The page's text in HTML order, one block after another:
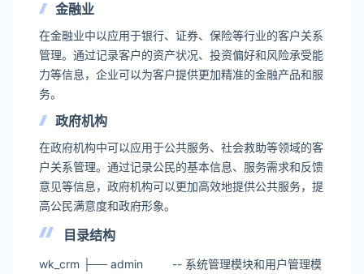
金融业
在金融业中以应用于银行、证券、保险等行业的客户关系
管理。通过记录客户的资产状况、投资偏好和风险承受能
力等信息，企业可以为客户提供更加精准的金融产品和服
务。
政府机构
在政府机构中可以应用于公共服务、社会救助等领域的客
户关系管理。通过记录公民的基本信息、服务需求和反馈
意见等信息，政府机构可以更加高效地提供公共服务，提
高公民满意度和政府形象。
目录结构
wk_crm ├── admin -- 系统管理模块和用户管理模